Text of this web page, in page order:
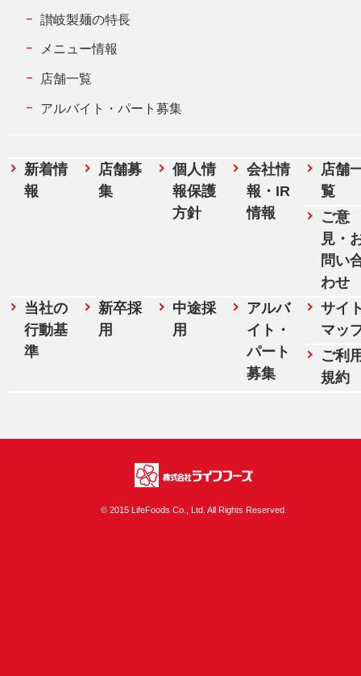
讃岐製麺の特長
メニュー情報
店舗一覧
アルバイト・パート募集
新着情
報
店舗募
集
個人情
報保護
方針
会社情
報・IR
情報
店舗
覧
ご意
見・
問い
わせ
当社の
行動基
準
新卒採
用
中途採
用
アルバ
イト・
パート
募集
サイ
マッ
ご利
規約
© 2015 LifeFoods Co., Ltd. All Rights Reserved.